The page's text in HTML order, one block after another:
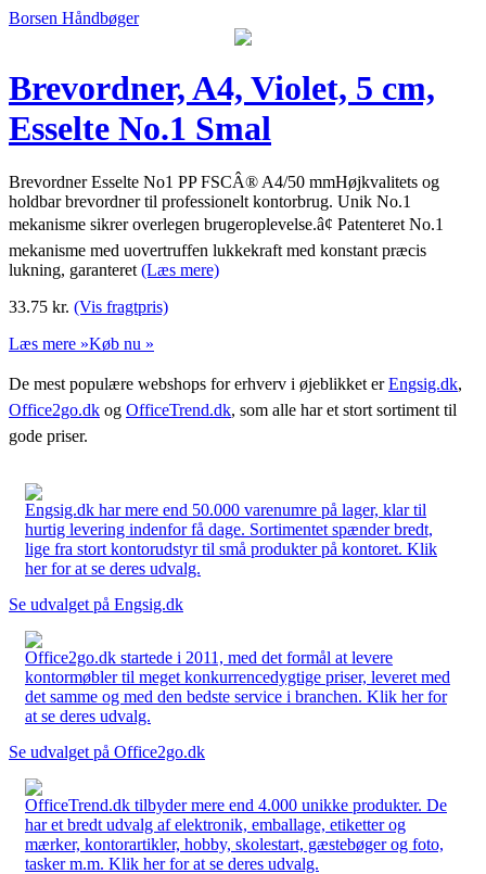
Borsen Håndbøger
Brevordner, A4, Violet, 5 cm,
Esselte No.1 Smal
Brevordner Esselte No1 PP FSCÂ® A4/50 mmHøjkvalitets og
holdbar brevordner til professionelt kontorbrug. Unik No.1
mekanisme sikrer overlegen brugeroplevelse.â¢ Patenteret No.1
mekanisme med uovertruffen lukkekraft med konstant præcis
lukning, garanteret (Læs mere)
33.75 kr. (Vis fragtpris)
Læs mere »Køb nu »
De mest populære webshops for erhverv i øjeblikket erEngsig.dk,
Office2go.dk og OfficeTrend.dk, som alle har et stort sortiment til
gode priser.
Engsig.dk har mere end 50.000 varenumre på lager, klar til
hurtig levering indenfor få dage. Sortimentet spænder bredt,
lige fra stort kontorudstyr til små produkter på kontoret. Klik
her for at se deres udvalg.
Se udvalget på Engsig.dk
Office2go.dk startede i 2011, med det formål at levere
kontormøbler til meget konkurrencedygtige priser, leveret med
det samme og med den bedste service i branchen. Klik her for
at se deres udvalg.
Se udvalget på Office2go.dk
OfficeTrend.dk tilbyder mere end 4.000 unikke produkter. De
har et bredt udvalg af elektronik, emballage, etiketter og
mærker, kontorartikler, hobby, skolestart, gæstebøger og foto,
tasker m.m. Klik her for at se deres udvalg.